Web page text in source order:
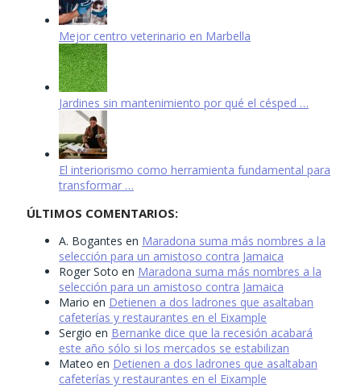
Mejor centro veterinario en Marbella
Jardines sin mantenimiento por qué el césped …
El interiorismo como herramienta fundamental para
transformar …
ÚLTIMOS COMENTARIOS:
A. Bogantes en Maradona suma más nombres a la
selección para un amistoso contra Jamaica
Roger Soto en Maradona suma más nombres a la
selección para un amistoso contra Jamaica
Mario en Detienen a dos ladrones que asaltaban
cafeterías y restaurantes en el Eixample
Sergio en Bernanke dice que la recesión acabará
este año sólo si los mercados se estabilizan
Mateo en Detienen a dos ladrones que asaltaban
cafeterías y restaurantes en el Eixample